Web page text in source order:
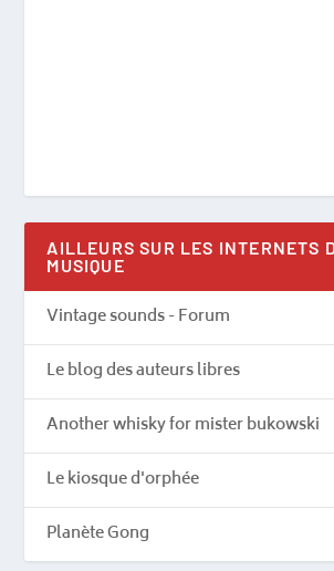
AILLEURS SUR LES INTERNETS
MUSIQUE
Vintage sounds - Forum
Le blog des auteurs libres
Another whisky for mister bukowski
Le kiosque d'orphée
Planète Gong